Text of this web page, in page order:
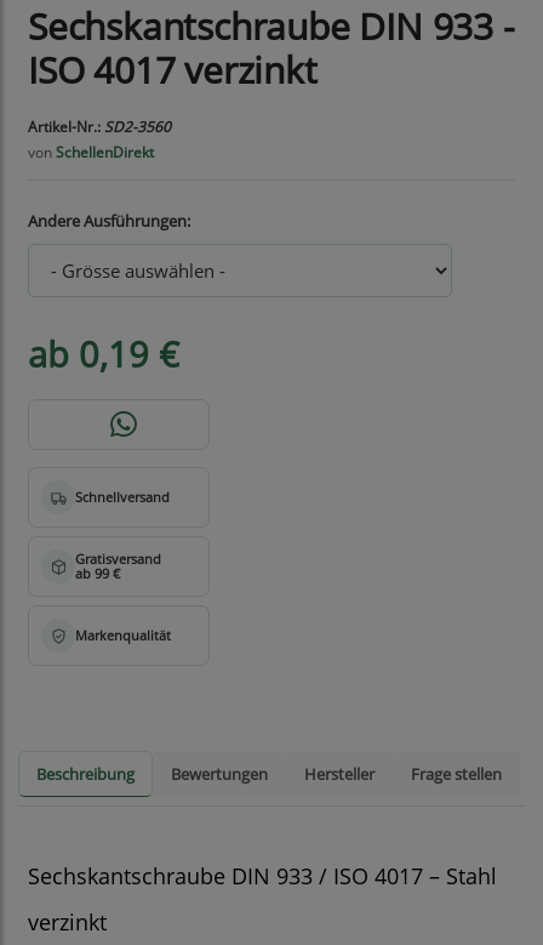
Sechskantschraube DIN 933 -
ISO 4017 verzinkt
Artikel-Nr.: SD2-3560
vonSchellenDirekt
Andere Ausführungen:
ab 0,19 €
Beschreibung Bewertungen Hersteller Frage stellen
Sechskantschraube DIN 933 / ISO 4017 – Stahl
verzinkt